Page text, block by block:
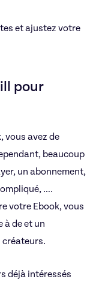
et ajustez votre
pour
vous avez de
beaucoup
un abonnement,
….
votre Ebook, vous
à de et un
créateurs.
déjà intéressés